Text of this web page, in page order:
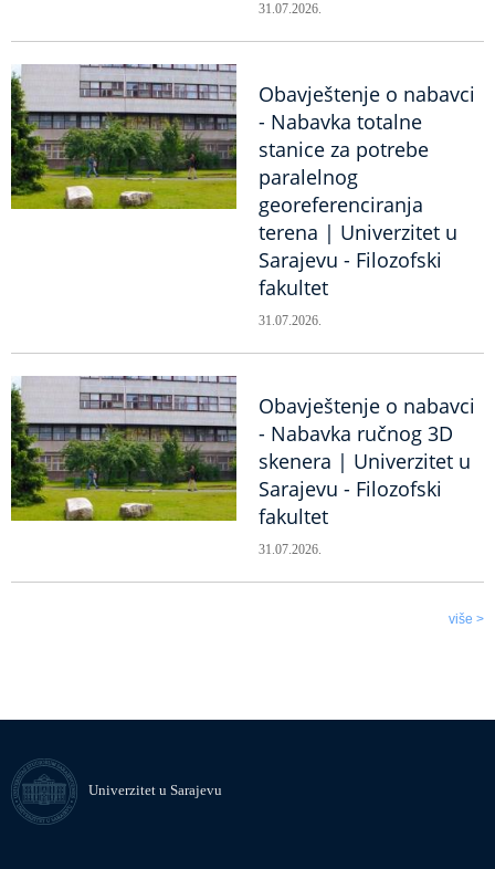
31.07.2026.
Obavještenje o nabavci
- Nabavka totalne
stanice za potrebe
paralelnog
georeferenciranja
terena | Univerzitet u
Sarajevu - Filozofski
fakultet
31.07.2026.
Obavještenje o nabavci
- Nabavka ručnog 3D
skenera | Univerzitet u
Sarajevu - Filozofski
fakultet
31.07.2026.
više >
Univerzitet u Sarajevu